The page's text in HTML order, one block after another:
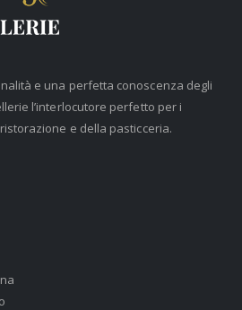
e una perfetta conoscenza degli
l’interlocutore perfetto per i
e della pasticceria.